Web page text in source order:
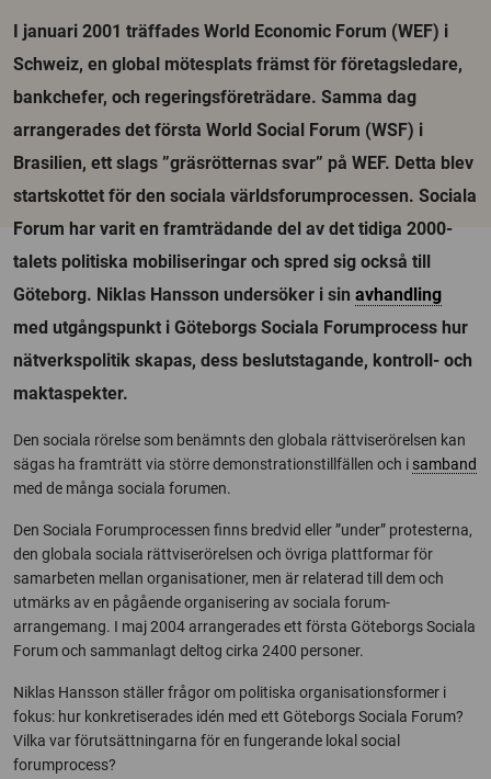
I januari 2001 träffades World Economic Forum (WEF) i
Schweiz, en global mötesplats främst för företagsledare,
bankchefer, och regeringsföreträdare. Samma dag
arrangerades det första World Social Forum (WSF) i
Brasilien, ett slags ”gräsrötternas svar” på WEF. Detta blev
startskottet för den sociala världsforumprocessen. Sociala
Forum har varit en framträdande del av det tidiga 2000-
talets politiska mobiliseringar och spred sig också till
Göteborg. Niklas Hansson undersöker i sin avhandling
med utgångspunkt i Göteborgs Sociala Forumprocess hur
nätverkspolitik skapas, dess beslutstagande, kontroll- och
maktaspekter.
Den sociala rörelse som benämnts den globala rättviserörelsen kan
sägas ha framträtt via större demonstrationstillfällen och i samband
med de många sociala forumen.
Den Sociala Forumprocessen finns bredvid eller ”under” protesterna,
den globala sociala rättviserörelsen och övriga plattformar för
samarbeten mellan organisationer, men är relaterad till dem och
utmärks av en pågående organisering av sociala forum-
arrangemang. I maj 2004 arrangerades ett första Göteborgs Sociala
Forum och sammanlagt deltog cirka 2400 personer.
Niklas Hansson ställer frågor om politiska organisationsformer i
fokus: hur konkretiserades idén med ett Göteborgs Sociala Forum?
Vilka var förutsättningarna för en fungerande lokal social
forumprocess?